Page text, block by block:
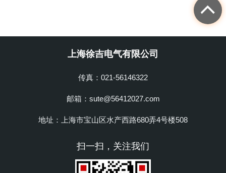
上海徐吉电气有限公司
传真：021-56146322
邮箱：sute@56412027.com
地址：上海市宝山区水产西路680弄4号楼508
扫一扫，关注我们